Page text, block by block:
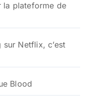
la plateforme de
Netflix, c’est
Blood